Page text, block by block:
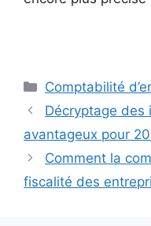
Catégories
Comptabilité
Décryptage des
avantageux pour
Comment la
fiscalité des